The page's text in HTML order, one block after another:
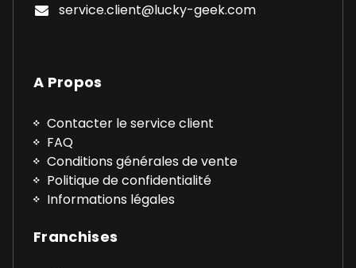
service.client@lucky-geek.com
A Propos
Contacter le service client
FAQ
Conditions générales de vente
Politique de confidentialité
Informations légales
Franchises